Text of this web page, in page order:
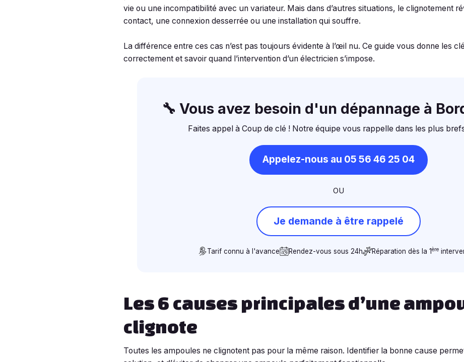
vie ou une incompatibilité avec un variateur. Mais dans d’autres situations, le clignotement
contact, une connexion desserrée ou une installation qui souffre.
La différence entre ces cas n’est pas toujours évidente à l’œil nu. Ce guide vous donne les
correctement et savoir quand l’intervention d’un électricien s’impose.
🔧 Vous avez besoin d'un dépannage à
Faites appel à Coup de clé ! Notre équipe vous rappelle dans les plus
Appelez-nous au 05 56 46 25 04
OU
Je demande à être rappelé
Tarif connu à l'avance Rendez-vous sous 24h Réparation dès la 1ère
Les 6 causes principales d’une
clignote
Toutes les ampoules ne clignotent pas pour la même raison. Identifier la bonne cause